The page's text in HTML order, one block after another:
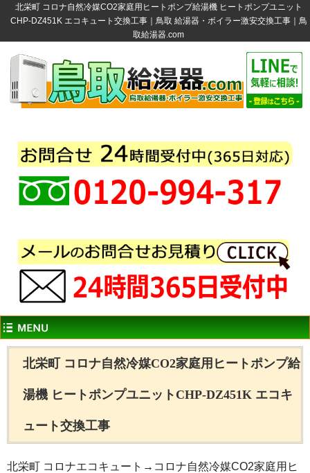
北栄町 コロナ自然冷媒CO2家庭用ヒートポンプ給湯機 ヒートポンプユニット
CHP-DZ451K エコキュート交換工事｜鳥取 給湯器・ボイラー激安交換工事｜鳥
取給湯器.com
北栄町 コロナ自然冷媒CO2家庭用ヒートポンプ給
湯機 ヒートポンプユニットCHP-DZ451K エコキ
ュート交換工事
北栄町 コロナエコキュート→コロナ自然冷媒CO2家庭用ヒ